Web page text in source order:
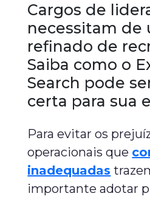
Cargos de
necessitam de
refinado de
Saiba como o
Search pode
certa para sua
Para evitar os
operacionais que
inadequadas
importante adotar